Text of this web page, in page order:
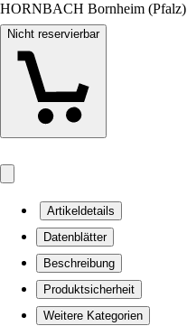
HORNBACH Bornheim (Pfalz)
Nicht reservierbar
Artikeldetails
Datenblätter
Beschreibung
Produktsicherheit
Weitere Kategorien